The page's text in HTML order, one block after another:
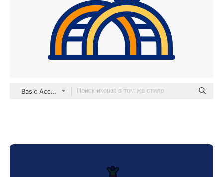
Basic Accent Lineal Color